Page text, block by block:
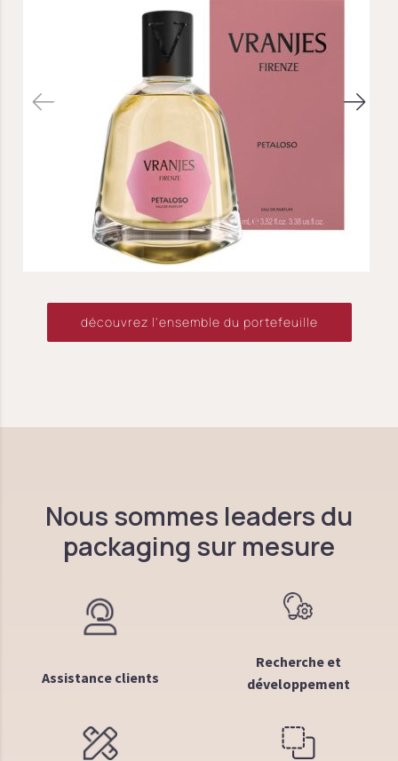
découvrez l'ensemble du portefeuille
Nous sommes leaders du
packaging sur mesure
Assistance clients
Recherche et
développement